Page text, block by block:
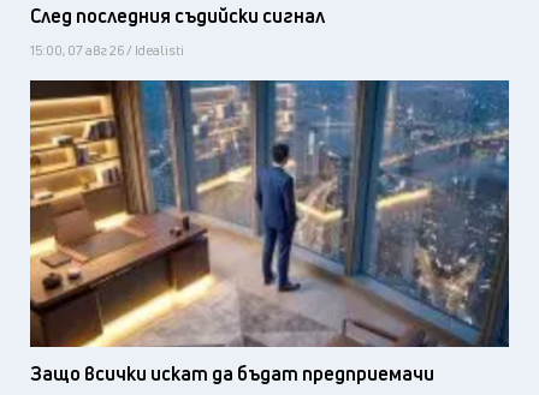
След последния съдийски сигнал
15:00, 07 авг 26 / Idealisti
Защо всички искат да бъдат предприемачи